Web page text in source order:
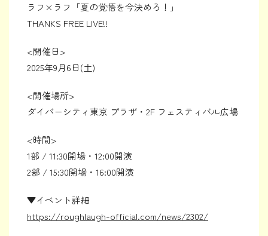
ラフ×ラフ「夏の覚悟を今決めろ！」
THANKS FREE LIVE!!
<開催日>
2025年9月6日(土)
<開催場所>
ダイバーシティ東京 プラザ・2F フェスティバル広場
<時間>
1部 / 11:30開場・12:00開演
2部 / 15:30開場・16:00開演
▼イベント詳細
https://roughlaugh-official.com/news/2302/